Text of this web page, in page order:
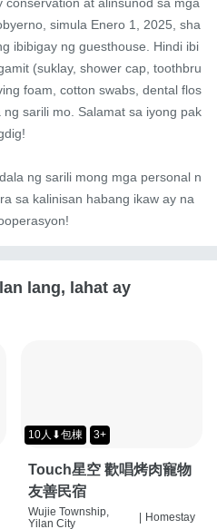
simula Enero 1, 2025, sha
ibibigay ng guesthouse. Hindi ibi
(suklay, shower cap, toothbru
foam, cotton swabs, dental flos
sarili mo. Salamat sa iyong pak
ng sarili mong mga personal n
sa kalinisan habang ikaw ay na
lang, lahat ay
10人⬇包棟 3+
Touch星空 歡唱烤肉寵物
友善民宿
Wujie Township,
Yilan City
Homestay